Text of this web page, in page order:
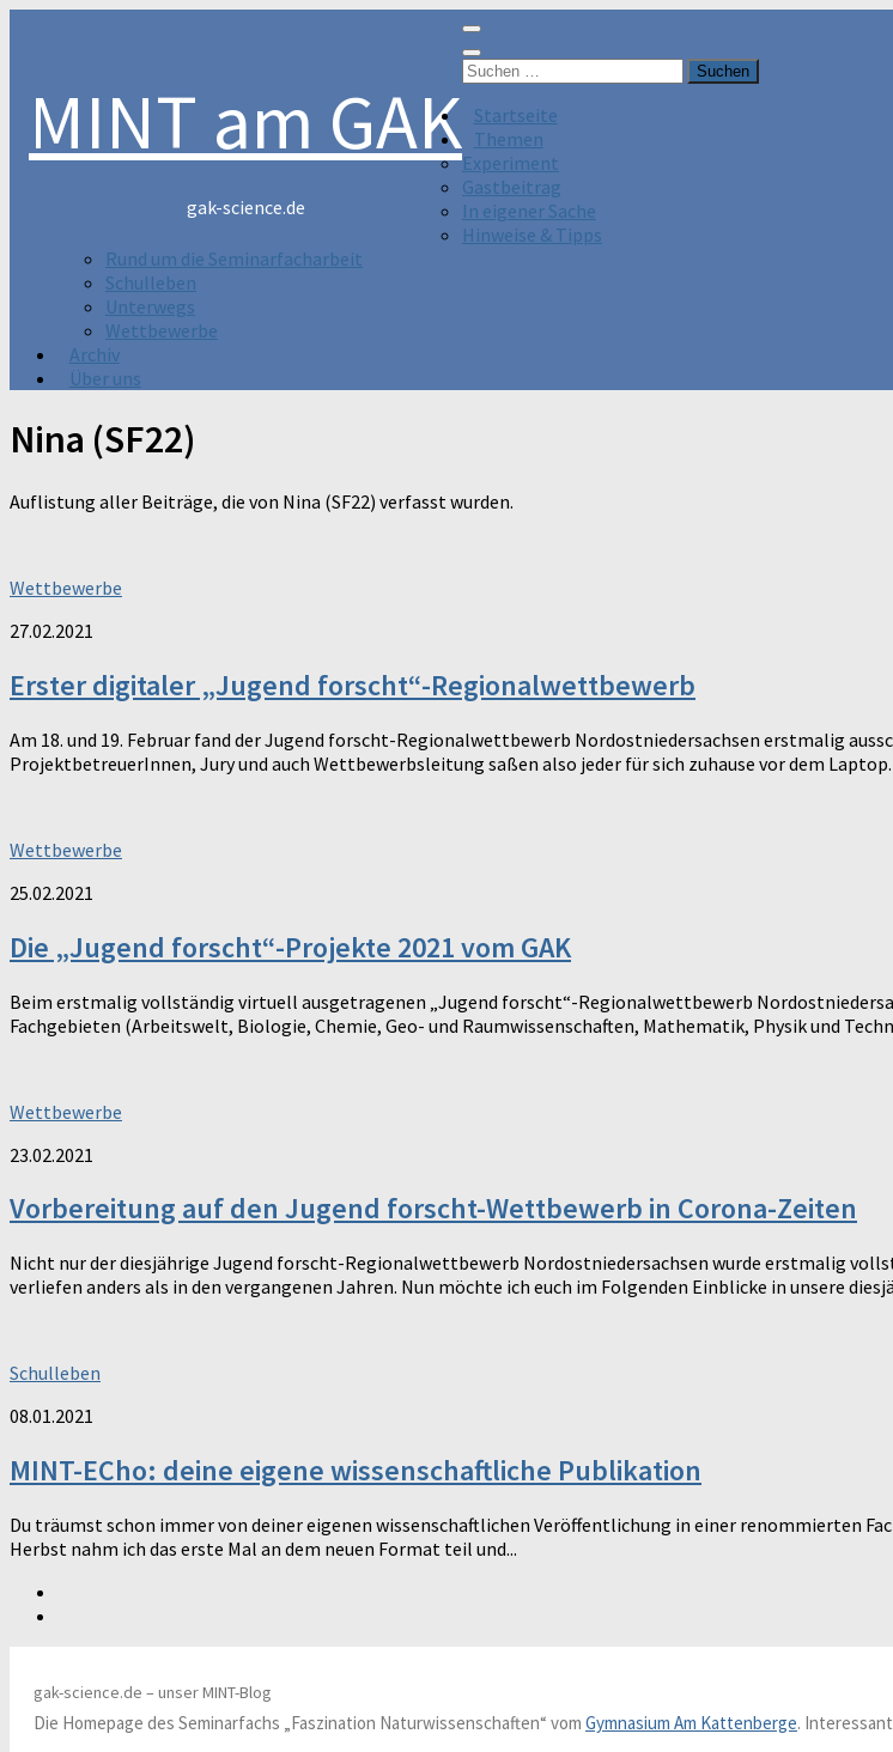
MINT am GAK
gak-science.de
Suchen
Startseite
Themen
Experiment
Gastbeitrag
In eigener Sache
Hinweise & Tipps
Rund um die Seminarfacharbeit
Schulleben
Unterwegs
Wettbewerbe
Archiv
Über uns
Nina (SF22)
Auflistung aller Beiträge, die von Nina (SF22) verfasst wurden.
Wettbewerbe
27.02.2021
Erster digitaler „Jugend forscht“-Regionalwettbewerb
Am 18. und 19. Februar fand der Jugend forscht-Regionalwettbewerb Nordostniedersachsen erstmalig
ProjektbetreuerInnen, Jury und auch Wettbewerbsleitung saßen also jeder für sich zuhause vor dem
Wettbewerbe
25.02.2021
Die „Jugend forscht“-Projekte 2021 vom GAK
Beim erstmalig vollständig virtuell ausgetragenen „Jugend forscht“-Regionalwettbewerb
Fachgebieten (Arbeitswelt, Biologie, Chemie, Geo- und Raumwissenschaften, Mathematik, Physik und
Wettbewerbe
23.02.2021
Vorbereitung auf den Jugend forscht-Wettbewerb in Corona-Zeiten
Nicht nur der diesjährige Jugend forscht-Regionalwettbewerb Nordostniedersachsen wurde erstmalig
verliefen anders als in den vergangenen Jahren. Nun möchte ich euch im Folgenden Einblicke in unsere
Schulleben
08.01.2021
MINT-ECho: deine eigene wissenschaftliche Publikation
Du träumst schon immer von deiner eigenen wissenschaftlichen Veröffentlichung in einer renommierten
Herbst nahm ich das erste Mal an dem neuen Format teil und...
gak-science.de – unser MINT-Blog
Die Homepage des Seminarfachs „Faszination Naturwissenschaften“ vom Gymnasium Am Kattenberge.